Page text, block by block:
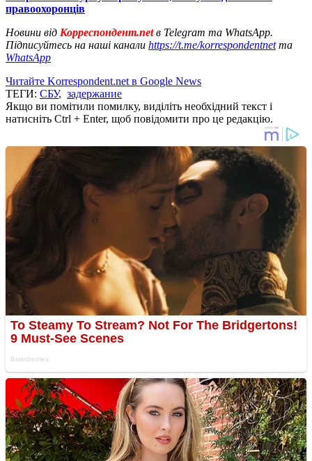
правоохоронців
Новини від Корреспондент.netв Telegram та WhatsApp.
Підписуйтесь на наші канали https://t.me/korrespondentnetта
WhatsApp
Читайте Korrespondent.net в Google News
ТЕГИ: СБУ, задержание
Якщо ви помітили помилку, виділіть необхідний текст і
натисніть Ctrl + Enter, щоб повідомити про це редакцію.